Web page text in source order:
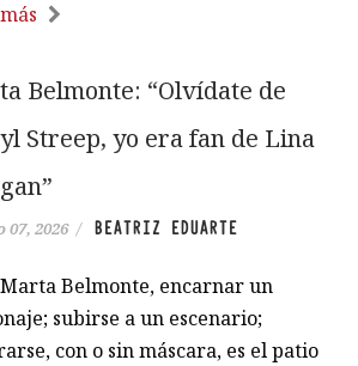
Belmonte: “Olvídate de
Streep, yo era fan de Lina
07, 2026 / BEATRIZ EDUARTE
Belmonte, encarnar un
subirse a un escenario;
con o sin máscara, es el patio